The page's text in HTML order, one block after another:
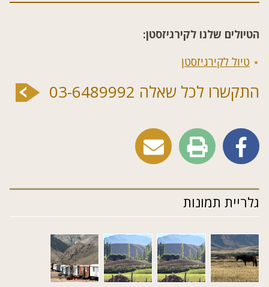
הטיולים שלנו לקירגיזסטן:
טיול לקירגיזסטן
התקשרו לכל שאלה 03-6489992
גלריית תמונות